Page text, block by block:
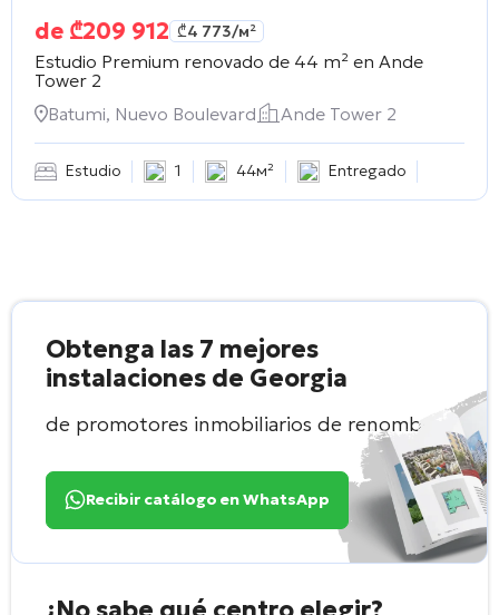
de ₾209 912 ₾4 773/м²
Estudio Premium renovado de 44 m² en Ande
Tower 2
Batumi, Nuevo Boulevard
Ande Tower 2
Estudio 1 44м² Entregado
Obtenga las 7 mejores
instalaciones de Georgia
de promotores inmobiliarios de renombre
Recibir catálogo en WhatsApp